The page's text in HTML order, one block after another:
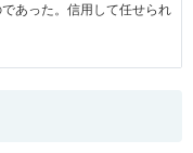
あった。信用して任せられ